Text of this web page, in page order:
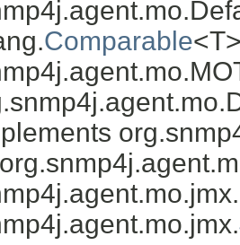
Comparable